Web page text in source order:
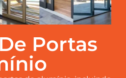
Portas